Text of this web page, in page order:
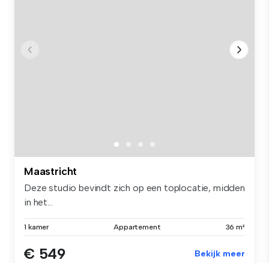
Maastricht
Deze studio bevindt zich op een toplocatie, midden
in het...
1 kamer Appartement 36 m²
€ 549 Bekijk meer